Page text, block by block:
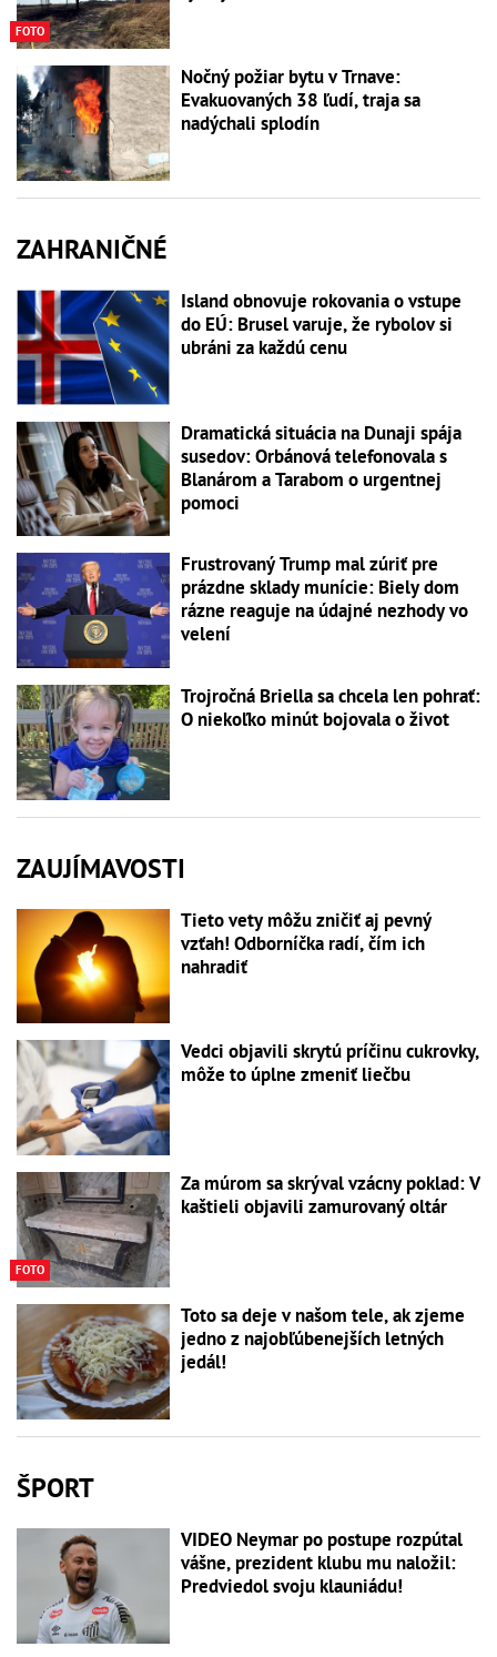
FOTO
Nočný požiar bytu v Trnave:
Evakuovaných 38 ľudí, traja sa
nadýchali splodín
ZAHRANIČNÉ
Island obnovuje rokovania o vstupe
do EÚ: Brusel varuje, že rybolov si
ubráni za každú cenu
Dramatická situácia na Dunaji spája
susedov: Orbánová telefonovala s
Blanárom a Tarabom o urgentnej
pomoci
Frustrovaný Trump mal zúriť pre
prázdne sklady munície: Biely dom
rázne reaguje na údajné nezhody vo
velení
Trojročná Briella sa chcela len pohrať:
O niekoľko minút bojovala o život
ZAUJÍMAVOSTI
Tieto vety môžu zničiť aj pevný
vzťah! Odborníčka radí, čím ich
nahradiť
Vedci objavili skrytú príčinu cukrovky,
môže to úplne zmeniť liečbu
FOTO
Za múrom sa skrýval vzácny poklad: V
kaštieli objavili zamurovaný oltár
Toto sa deje v našom tele, ak zjeme
jedno z najobľúbenejších letných
jedál!
ŠPORT
VIDEO Neymar po postupe rozpútal
vášne, prezident klubu mu naložil:
Predviedol svoju klauniádu!